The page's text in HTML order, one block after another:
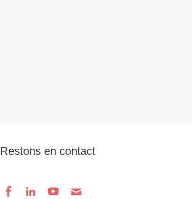
Restons en contact
FacebookLinkedinYoutube